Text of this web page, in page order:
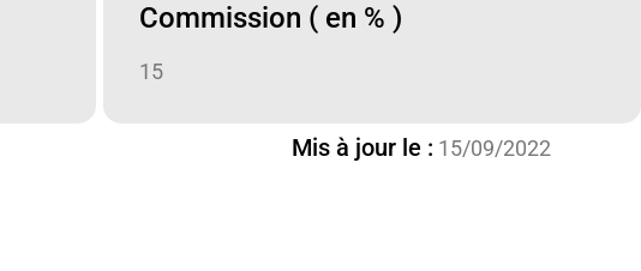
Commission ( en % )
15
Mis à jour le : 15/09/2022